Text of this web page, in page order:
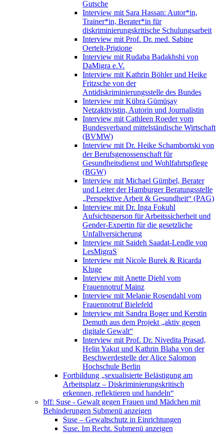
Gutsche
Interview mit Sara Hassan: Autor*in,
Trainer*in, Berater*in für
diskriminierungskritische Schulungsarbeit
Interview mit Prof. Dr. med. Sabine
Oertelt-Prigione
Interview mit Rudaba Badakhshi von
DaMigra e.V.
Interview mit Kathrin Böhler und Heike
Fritzsche von der
Antidiskriminierungsstelle des Bundes
Interview mit Kübra Gümüşay
Netzaktivistin, Autorin und Journalistin
Interview mit Cathleen Roeder vom
Bundesverband mittelständische Wirtschaft
(BVMW)
Interview mit Dr. Heike Schambortski von
der Berufsgenossenschaft für
Gesundheitsdienst und Wohlfahrtspflege
(BGW)
Interview mit Michael Gümbel, Berater
und Leiter der Hamburger Beratungsstelle
„Perspektive Arbeit & Gesundheit“ (PAG)
Interview mit Dr. Inga Fokuhl
Aufsichtsperson für Arbeitssicherheit und
Gender-Expertin für die gesetzliche
Unfallversicherung
Interview mit Saideh Saadat-Lendle von
LesMigraS
Interview mit Nicole Burek & Ricarda
Kluge
Interview mit Anette Diehl vom
Frauennotruf Mainz
Interview mit Melanie Rosendahl vom
Frauennotruf Bielefeld
Interview mit Sandra Boger und Kerstin
Demuth aus dem Projekt „aktiv gegen
digitale Gewalt“
Interview mit Prof. Dr. Nivedita Prasad,
Helin Yakut und Kathrin Blaha von der
Beschwerdestelle der Alice Salomon
Hochschule Berlin
Fortbildung „sexualisierte Belästigung am
Arbeitsplatz – Diskriminierungskritisch
erkennen, reflektieren und handeln“
bff: Suse - Gewalt gegen Frauen und Mädchen mit
Behinderungen Submenü anzeigen
Suse – Gewaltschutz in Einrichtungen
Suse. Im Recht. Submenü anzeigen